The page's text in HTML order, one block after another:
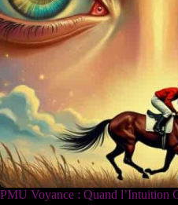
PMU Voyance : Quand l’Intuition